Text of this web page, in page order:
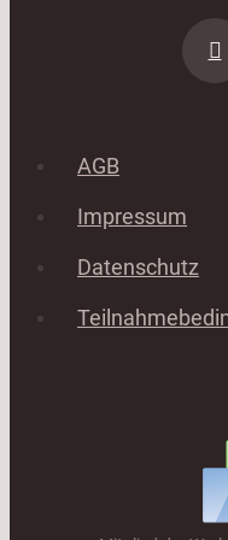
AGB
Impressum
Datenschutz